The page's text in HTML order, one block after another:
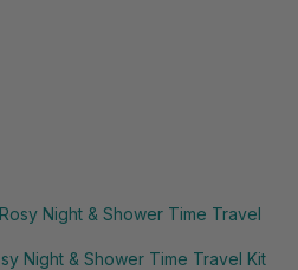
Night & Shower Time Travel Kit